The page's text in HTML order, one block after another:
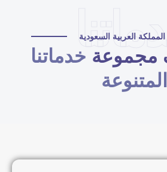
العربية السعودية
خدماتنا
المتنوعة